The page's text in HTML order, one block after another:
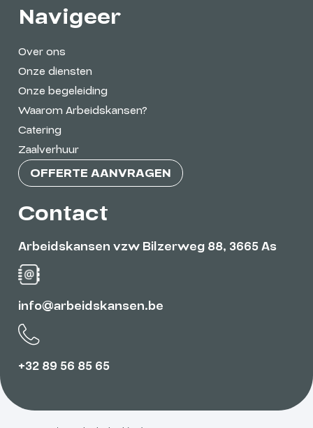
Navigeer
Over ons
Onze diensten
Onze begeleiding
Waarom Arbeidskansen?
Catering
Zaalverhuur
OFFERTE AANVRAGEN
Contact
Arbeidskansen vzw Bilzerweg 88, 3665 As
info@arbeidskansen.be
+32 89 56 85 65